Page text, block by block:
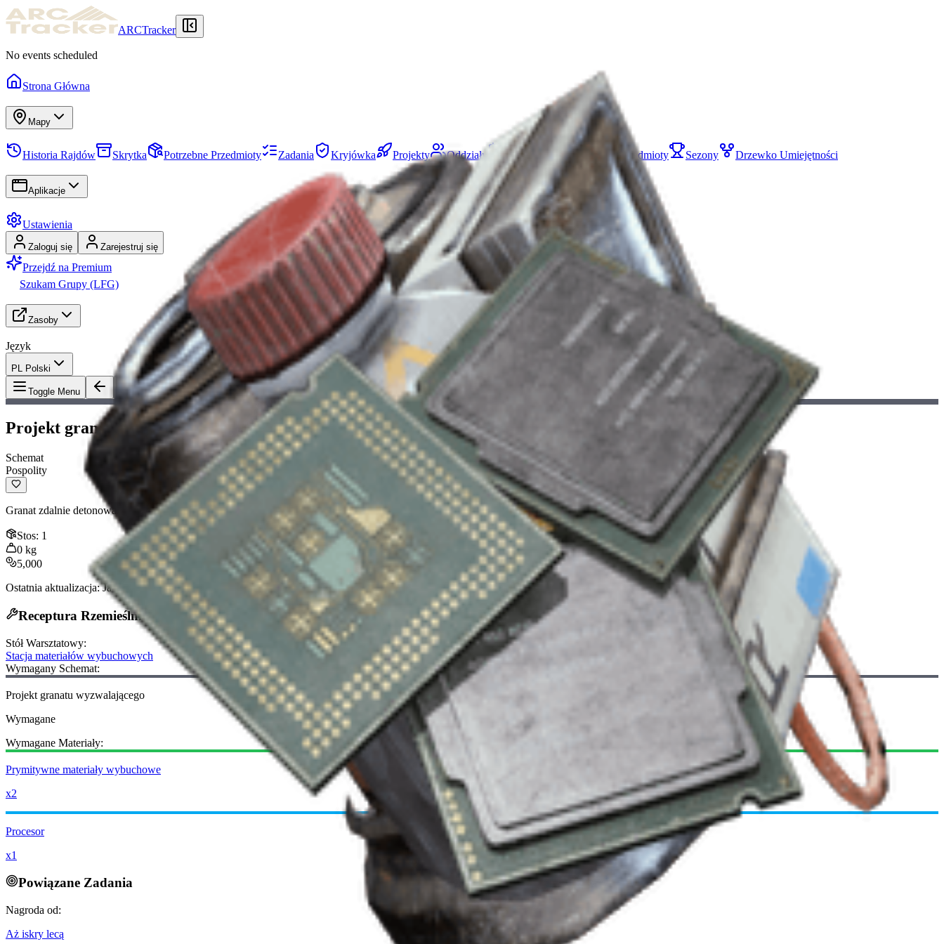
ARCTracker
No events scheduled
Strona Główna
Mapy
Historia Rajdów Skrytka Potrzebne Przedmioty Zadania Kryjówka Projekty Oddziały Wydarzenia na Mapie Przedmioty Sezony Drzewko Umiejętności
Aplikacje
Ustawienia
Zaloguj się Zarejestruj się
Przejdź na Premium
Szukam Grupy (LFG)
Zasoby
Język
PL Polski
Toggle Menu Przedmiot:Projekt granatu wyzwalającego
Projekt granatu wyzwalającego
Schemat
Pospolity
Granat zdalnie detonowany, który może przyczepić się do powierzchni i ARC, zadając obrażenia wybuchowe po aktywacji.
Stos: 1
0 kg
5,000
Ostatnia aktualizacja:Jan 13, 2026
Receptura Rzemieślnicza
Stół Warsztatowy:
Stacja materiałów wybuchowych
Wymagany Schemat:
Projekt granatu wyzwalającego
Wymagane
Wymagane Materiały:
Prymitywne materiały wybuchowe
x2
Procesor
x1
Powiązane Zadania
Nagroda od:
Aż iskry lecą